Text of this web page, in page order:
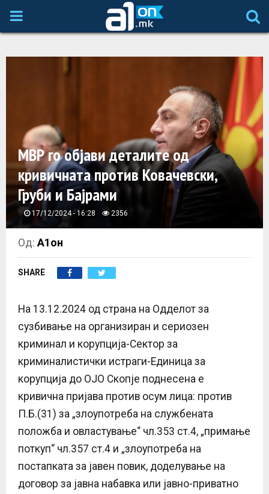
P
A
R
Y
M
E
N
U
МВР го објави деталите од
кривичната против Ковачевски,
Груби и Бајрами
17/12/2024 - 16:28 2356
Од:А1он
SHARE
На 13.12.2024 од страна на Одделот за
сузбивање на организиран и сериозен
криминал и корупција-Сектор за
криминалистички истраги-Единица за
корупција до ОЈО Скопје поднесена е
кривична пријава против осум лица: против
П.Б.(31) за „злоупотреба на службената
положба и овластување“ чл.353 ст.4, „примање
поткуп“ чл.357 ст.4 и „злоупотреба на
постапката за јавен повик, доделување на
договор за јавнa набавкa или јавно-приватно